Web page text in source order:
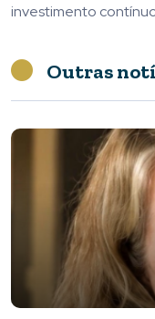
investimento
Outras